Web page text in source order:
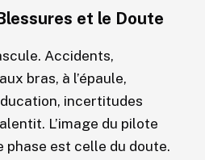
et le Doute
Accidents,
bras, à l’épaule,
incertitudes
L’image du pilote
est celle du doute.